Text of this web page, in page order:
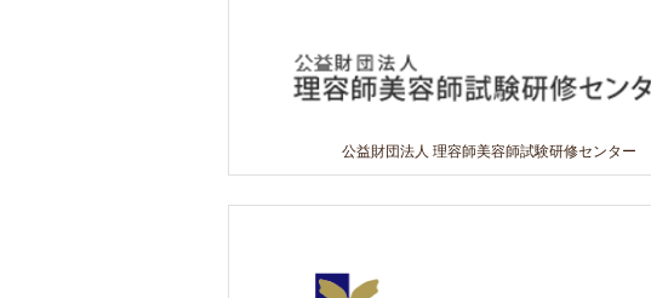
公益財団法人 理容師美容師試験研修センター